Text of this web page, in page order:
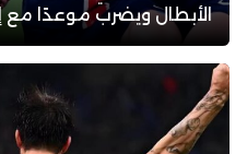
الأبطال ويضرب موعدًا مع